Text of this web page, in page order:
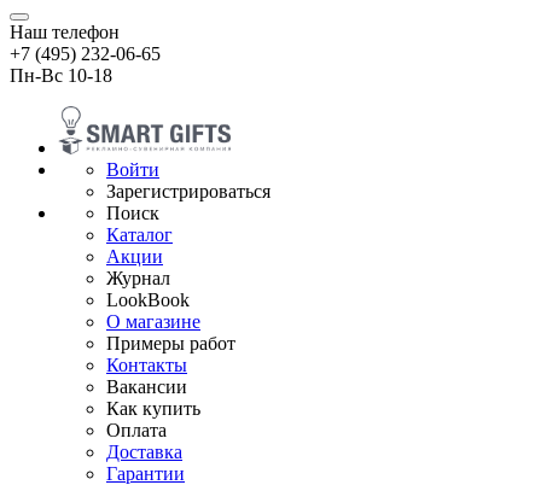
Наш телефон
+7 (495) 232-06-65
Пн-Вс 10-18
Войти
Зарегистрироваться
Поиск
Каталог
Акции
Журнал
LookBook
О магазине
Примеры работ
Контакты
Вакансии
Как купить
Оплата
Доставка
Гарантии